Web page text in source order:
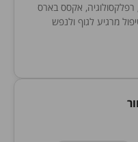
רפלקסולוגיה, אקסס בארס
מרגיע לגוף ולנפש